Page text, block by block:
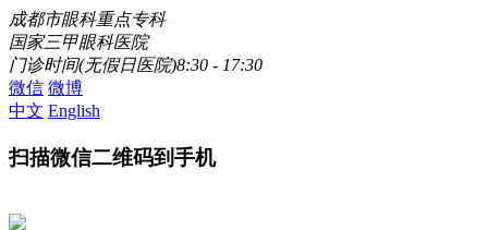
成都市眼科重点专科
国家三甲眼科医院
门诊时间(无假日医院)8:30 - 17:30
微信 微博
中文 English
扫描微信二维码到手机